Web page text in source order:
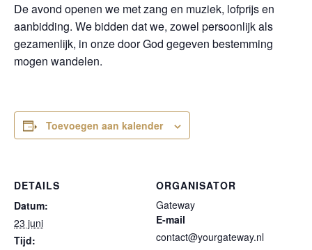
De avond openen we met zang en muziek, lofprijs en
aanbidding. We bidden dat we, zowel persoonlijk als
gezamenlijk, in onze door God gegeven bestemming
mogen wandelen.
Toevoegen aan kalender
DETAILS
Datum:
23 juni
Tijd:
ORGANISATOR
Gateway
E-mail
contact@yourgateway.nl